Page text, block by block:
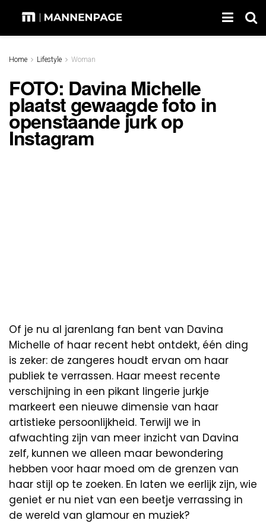
Home Lifestyle Woman
FOTO: Davina Michelle
plaatst gewaagde foto in
openstaande jurk op
Instagram
Of je nu al jarenlang fan bent van Davina
Michelle of haar recent hebt ontdekt, één ding
is zeker: de zangeres houdt ervan om haar
publiek te verrassen. Haar meest recente
verschijning in een pikant lingerie jurkje
markeert een nieuwe dimensie van haar
artistieke persoonlijkheid. Terwijl we in
afwachting zijn van meer inzicht van Davina
zelf, kunnen we alleen maar bewondering
hebben voor haar moed om de grenzen van
haar stijl op te zoeken. En laten we eerlijk zijn, wie
geniet er nu niet van een beetje verrassing in
de wereld van glamour en muziek?